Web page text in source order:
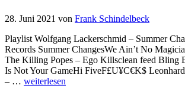
28. Juni 2021 von Frank Schindelbeck
Playlist Wolfgang Lackerschmid – Summer
Records Summer ChangesWe Ain’t No
The Killing Popes – Ego Killsclean feed Bling
Is Not Your GameHi FiveF£U¥C€K$
– … weiterlesen